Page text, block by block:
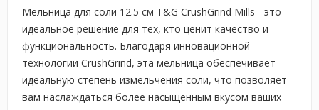
Мельница для соли 12.5 см T&G CrushGrind Mills - это
идеальное решение для тех, кто ценит качество и
функциональность. Благодаря инновационной
технологии CrushGrind, эта мельница обеспечивает
идеальную степень измельчения соли, что позволяет
вам наслаждаться более насыщенным вкусом ваших